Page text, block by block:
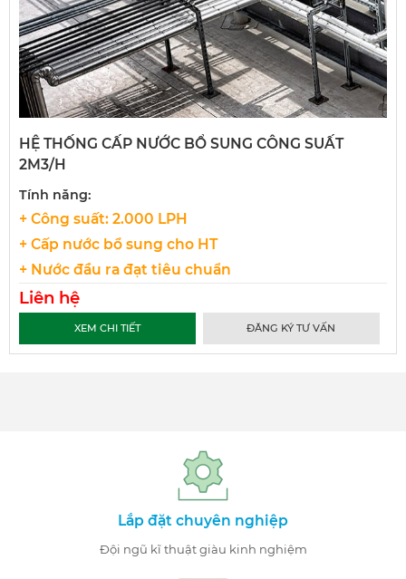
HỆ THỐNG CẤP NƯỚC BỔ SUNG CÔNG SUẤT
2M3/H
Tính năng:
+ Công suất: 2.000 LPH
+ Cấp nước bổ sung cho HT
+ Nước đầu ra đạt tiêu chuẩn
Liên hệ
XEM CHI TIẾT ĐĂNG KÝ TƯ VẤN
Lắp đặt chuyên nghiệp
Đội ngũ kĩ thuật giàu kinh nghiệm